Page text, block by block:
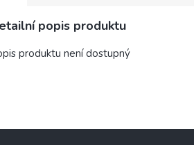
popis produktu
produktu není dostupný